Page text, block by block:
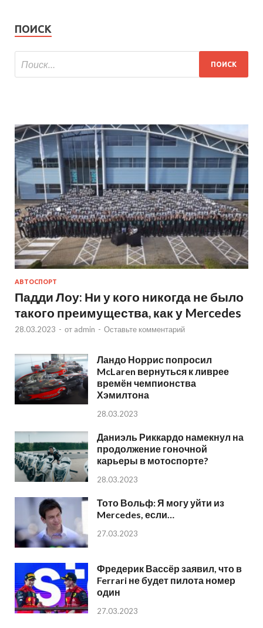
ПОИСК
АВТОСПОРТ
Падди Лоу: Ни у кого никогда не было
такого преимущества, как у Mercedes
28.03.2023 - от admin - Оставьте комментарий
Ландо Норрис попросил
McLaren вернуться к ливрее
времён чемпионства
Хэмилтона
28.03.2023
Даниэль Риккардо намекнул на
продолжение гоночной
карьеры в мотоспорте?
28.03.2023
Тото Вольф: Я могу уйти из
Mercedes, если…
27.03.2023
Фредерик Вассёр заявил, что в
Ferrari не будет пилота номер
один
27.03.2023